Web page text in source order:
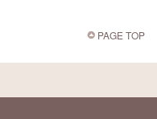
PAGE TOP